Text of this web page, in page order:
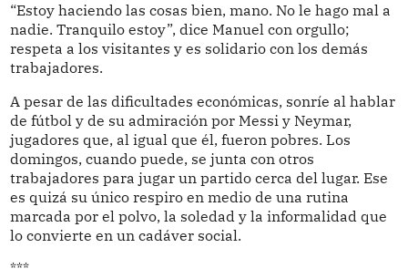
“Estoy haciendo las cosas bien, mano. No le hago mal a
nadie. Tranquilo estoy”, dice Manuel con orgullo;
respeta a los visitantes y es solidario con los demás
trabajadores.
A pesar de las dificultades económicas, sonríe al hablar
de fútbol y de su admiración por Messi y Neymar,
jugadores que, al igual que él, fueron pobres. Los
domingos, cuando puede, se junta con otros
trabajadores para jugar un partido cerca del lugar. Ese
es quizá su único respiro en medio de una rutina
marcada por el polvo, la soledad y la informalidad que
lo convierte en un cadáver social.
***